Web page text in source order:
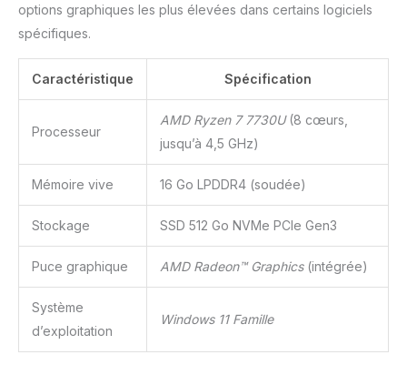
options graphiques les plus élevées dans certains logiciels
spécifiques.
Caractéristique Spécification
Processeur
AMD Ryzen 7 7730U(8 cœurs,
jusqu’à 4,5 GHz)
Mémoire vive 16 Go LPDDR4 (soudée)
Stockage SSD 512 Go NVMe PCIe Gen3
Puce graphique AMD Radeon™ Graphics(intégrée)
Système
d’exploitation
Windows 11 Famille